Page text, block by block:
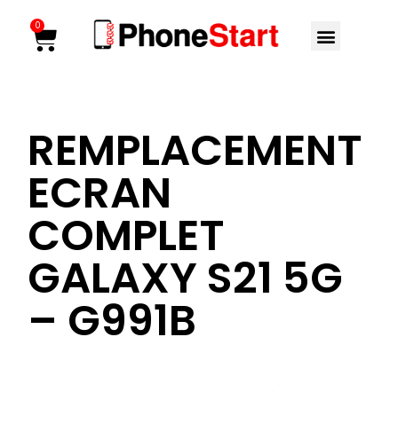
contenu
Menu
0 Cart
REMPLACEMENT
ECRAN
COMPLET
GALAXY S21 5G
– G991B